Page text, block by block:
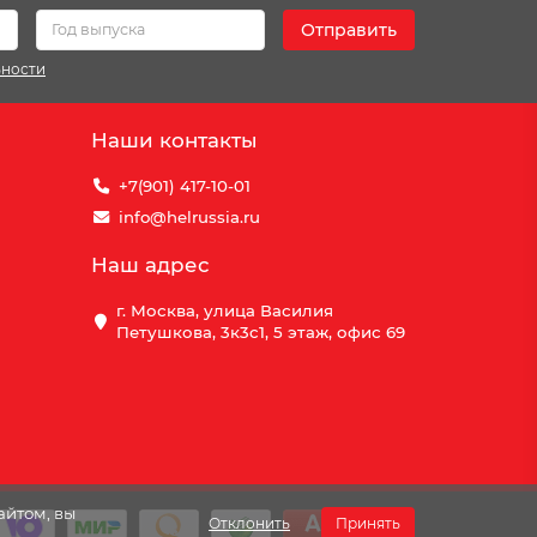
вы
Отклонить Принять
Отправить
Наши контакты
+7(901) 417-10-01
info@helrussia.ru
Наш адрес
г. Москва, улица Василия
Петушкова, 3к3c1, 5 этаж, офис 69